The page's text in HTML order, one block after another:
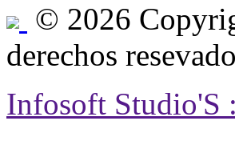
© 2026
derechos
Infosoft Studio'S